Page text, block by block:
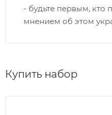
- будьте первым, кто
мнением об этом
Купить набор